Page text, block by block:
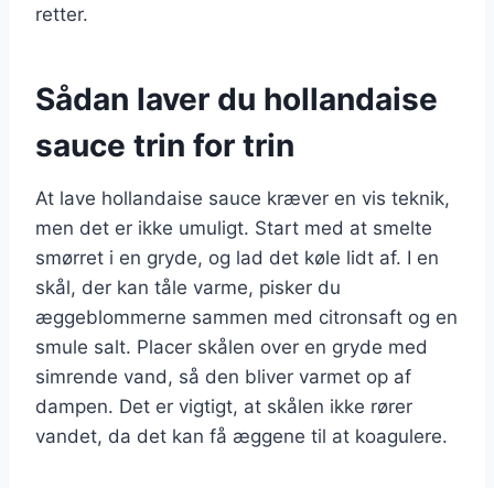
retter.
Sådan laver du hollandaise
sauce trin for trin
At lave hollandaise sauce kræver en vis teknik,
men det er ikke umuligt. Start med at smelte
smørret i en gryde, og lad det køle lidt af. I en
skål, der kan tåle varme, pisker du
æggeblommerne sammen med citronsaft og en
smule salt. Placer skålen over en gryde med
simrende vand, så den bliver varmet op af
dampen. Det er vigtigt, at skålen ikke rører
vandet, da det kan få æggene til at koagulere.